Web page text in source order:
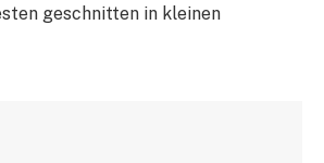
geschnitten in kleinen